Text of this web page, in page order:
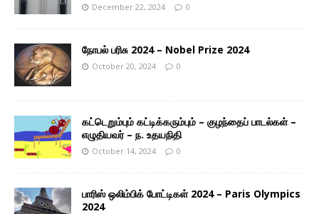
December 22, 2024 0
நோபல் பரிசு 2024 – Nobel Prize 2024
October 20, 2024 0
கட்டெறும்பும் கட்டிக்கரும்பும் – குழந்தைப் பாடல்கள் –
எழுதியவர் – ந. உதயநிதி
October 14, 2024 0
பாரிஸ் ஒலிம்பிக் போட்டிகள் 2024 – Paris Olympics
2024